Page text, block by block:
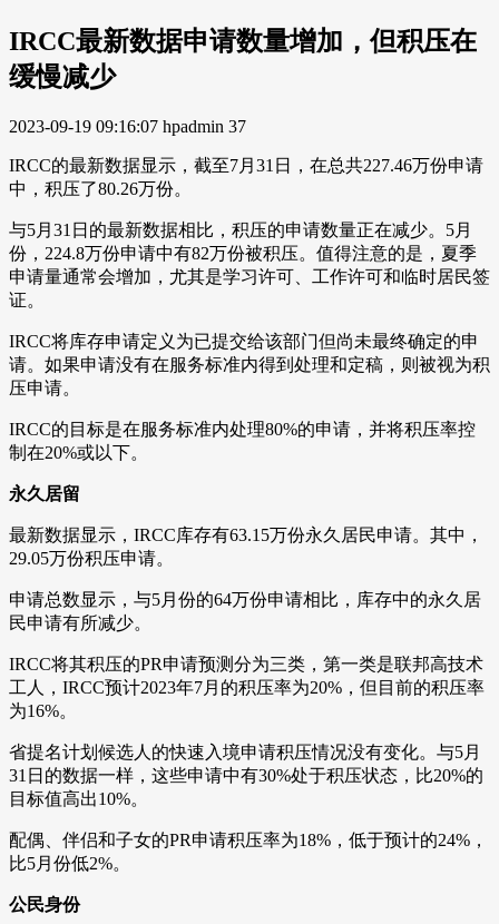
IRCC最新数据申请数量增加，但积压在
缓慢减少
2023-09-19 09:16:07 hpadmin 37
IRCC的最新数据显示，截至7月31日，在总共227.46万份申请
中，积压了80.26万份。
与5月31日的最新数据相比，积压的申请数量正在减少。5月
份，224.8万份申请中有82万份被积压。值得注意的是，夏季
申请量通常会增加，尤其是学习许可、工作许可和临时居民签
证。
IRCC将库存申请定义为已提交给该部门但尚未最终确定的申
请。如果申请没有在服务标准内得到处理和定稿，则被视为积
压申请。
IRCC的目标是在服务标准内处理80%的申请，并将积压率控
制在20%或以下。
永久居留
最新数据显示，IRCC库存有63.15万份永久居民申请。其中，
29.05万份积压申请。
申请总数显示，与5月份的64万份申请相比，库存中的永久居
民申请有所减少。
IRCC将其积压的PR申请预测分为三类，第一类是联邦高技术
工人，IRCC预计2023年7月的积压率为20%，但目前的积压率
为16%。
省提名计划候选人的快速入境申请积压情况没有变化。与5月
31日的数据一样，这些申请中有30%处于积压状态，比20%的
目标值高出10%。
配偶、伴侣和子女的PR申请积压率为18%，低于预计的24%，
比5月份低2%。
公民身份